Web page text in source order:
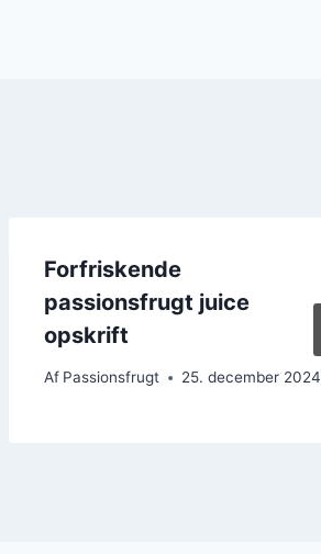
Forfriskende
passionsfrugt juice
opskrift
Af Passionsfrugt 25. december 2024